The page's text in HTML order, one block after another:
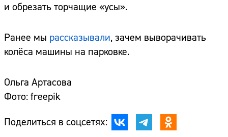
и обрезать торчащие «усы».
Ранее мы рассказывали, зачем выворачивать
колёса машины на парковке.
Ольга Артасова
Фото: freepik
Поделиться в соцсетях: